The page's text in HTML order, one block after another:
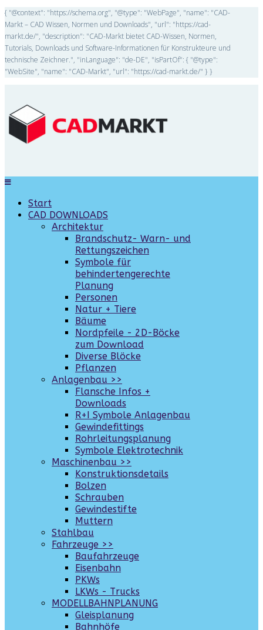
{ "@context": "https://schema.org", "@type": "WebPage", "name": "CAD-
Markt – CAD Wissen, Normen und Downloads", "url": "https://cad-
markt.de/", "description": "CAD-Markt bietet CAD-Wissen, Normen,
Tutorials, Downloads und Software-Informationen für Konstrukteure und
technische Zeichner.", "inLanguage": "de-DE", "isPartOf": { "@type":
"WebSite", "name": "CAD-Markt", "url": "https://cad-markt.de/" } }
Start
CAD DOWNLOADS
Architektur
Brandschutz- Warn- und
Rettungszeichen
Symbole für
behindertengerechte
Planung
Personen
Natur + Tiere
Bäume
Nordpfeile - 2D-Böcke
zum Download
Diverse Blöcke
Pflanzen
Anlagenbau >>
Flansche Infos +
Downloads
R+I Symbole Anlagenbau
Gewindefittings
Rohrleitungsplanung
Symbole Elektrotechnik
Maschinenbau >>
Konstruktionsdetails
Bolzen
Schrauben
Gewindestifte
Muttern
Stahlbau
Fahrzeuge >>
Baufahrzeuge
Eisenbahn
PKWs
LKWs - Trucks
MODELLBAHNPLANUNG
Gleisplanung
Bahnhöfe